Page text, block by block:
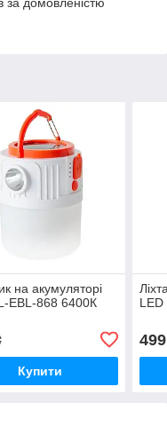
на акумуляторі
EBL-868 6400К
Купити
499